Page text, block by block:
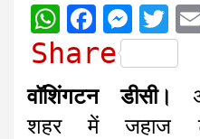
W
h
a
t
F
a
e
M
e
s
s
T
w
i
Share
वॉशिंगटन डीसी।
शहर में जहाज